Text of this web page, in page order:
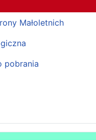
Małoletnich
pobrania